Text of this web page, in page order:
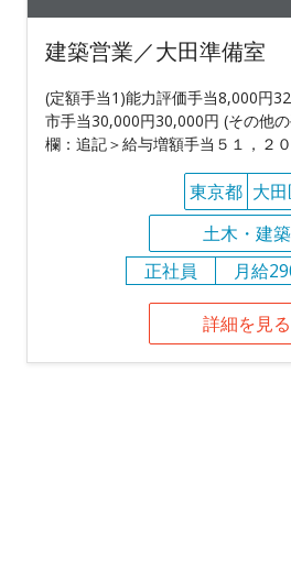
建築営業／大田準備室
(定額手当1)能力評価手当8,000円
市手当30,000円30,000円 (その他
欄：追記＞給与増額手当５１，２
東京都 大
土木・建築
正社員
月給
詳細を見る